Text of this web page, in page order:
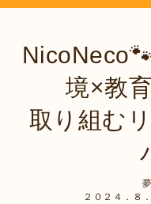
境×教
取り組む
２０２４．８